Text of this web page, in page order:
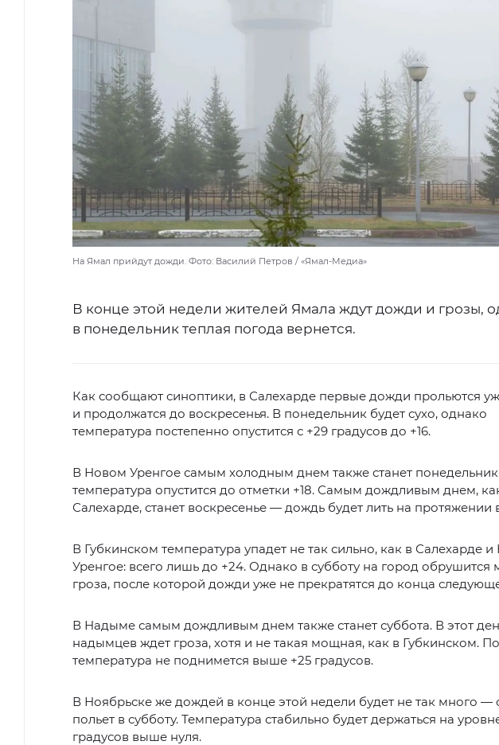
На Ямал прийдут дожди. Фото: Василий Петров / «Ямал-Медиа»
В конце этой недели жителей Ямала ждут дожди и грозы,
в понедельник теплая погода вернется.
Как сообщают синоптики, в Салехарде первые дожди прольются
и продолжатся до воскресенья. В понедельник будет сухо, однако
температура постепенно опустится с +29 градусов до +16.
В Новом Уренгое самым холодным днем также станет
температура опустится до отметки +18. Самым дождливым днем,
Салехарде, станет воскресенье — дождь будет лить на протяжении
В Губкинском температура упадет не так сильно, как в Салехарде
Уренгое: всего лишь до +24. Однако в субботу на город обрушится
гроза, после которой дожди уже не прекратятся до конца
В Надыме самым дождливым днем также станет суббота. В этот
надымцев ждет гроза, хотя и не такая мощная, как в Губкинском.
температура не поднимется выше +25 градусов.
В Ноябрьске же дождей в конце этой недели будет не так много —
польет в субботу. Температура стабильно будет держаться на
градусов выше нуля.